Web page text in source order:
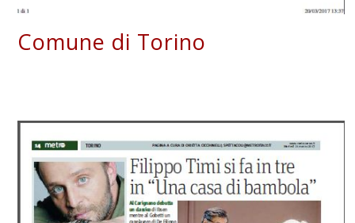
Comune di Torino